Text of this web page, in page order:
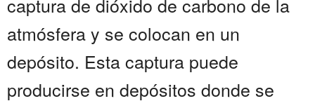
atmósfera y se colocan en un
depósito. Esta captura puede
producirse en depósitos donde se